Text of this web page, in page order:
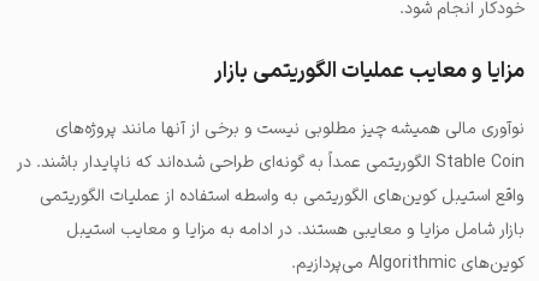
خودکار انجام شود.
مزایا و معایب عملیات الگوریتمی بازار
نوآوری مالی همیشه چیز مطلوبی نیست و برخی از آنها مانند پروژه‌های
Stable Coin الگوریتمی عمداً به گونه‌ای طراحی شده‌اند که ناپایدار باشند. در
واقع استیبل کوین‌های الگوریتمی به واسطه استفاده از عملیات الگوریتمی
بازار شامل مزایا و معایبی هستند. در ادامه به مزایا و معایب استیبل
کوین‌های Algorithmic می‌پردازیم.